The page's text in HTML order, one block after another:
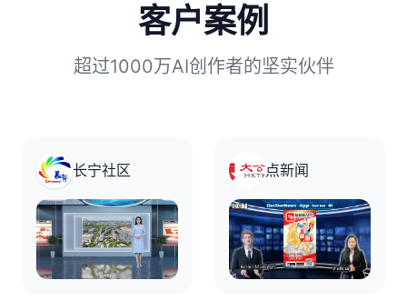
客户案例
超过1000万AI创作者的坚实伙伴
长宁社区 点新闻